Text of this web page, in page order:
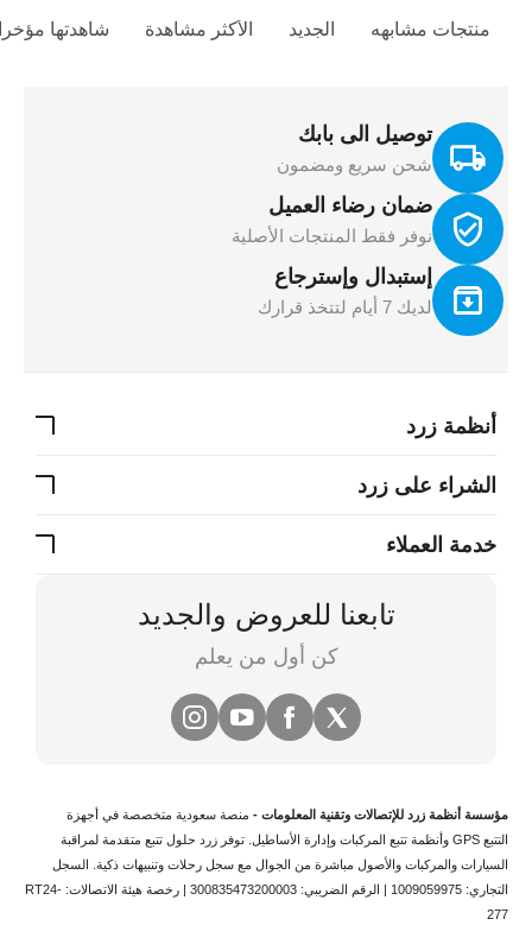
منتجات مشابهه الجديد الأكثر مشاهدة شاهدتها مؤخرا
توصيل الى بابك
شحن سريع ومضمون
ضمان رضاء العميل
نوفر فقط المنتجات الأصلية
إستبدال وإسترجاع
لديك 7 أيام لتتخذ قرارك
أنظمة زرد
الشراء على زرد
خدمة العملاء
تابعنا للعروض والجديد
كن أول من يعلم
مؤسسة أنظمة زرد للإتصالات وتقنية المعلومات -منصة سعودية متخصصة في أجهزة
GPS وأنظمة تتبع المركباتوإدارة الأساطيل. توفر زرد حلول تتبع متقدمة لمراقبة
السيارات والمركبات والأصول مباشرة من الجوال مع سجل رحلات وتنبيهات ذكية.السجل
التجاري: 1009059975 | الرقم الضريبي: 300835473200003 | رخصة هيئة الاتصالات: RT24-